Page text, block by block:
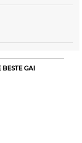
GAI